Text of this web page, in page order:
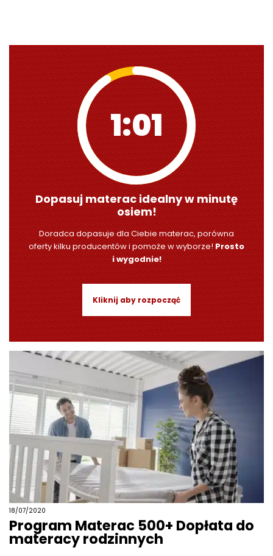
1:00
Dopasuj materac idealny w minutę
osiem!
Doradca dopasuje dla Ciebie materac, porówna
oferty kilku producentów i pomoże w wyborze!Prosto
i wygodnie!
Kliknij aby rozpocząć
18/07/2020
Program Materac 500+ Dopłata do
materacy rodzinnych